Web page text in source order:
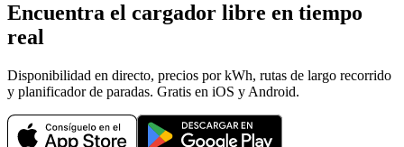
Encuentra el cargador libre en tiempo
real
Disponibilidad en directo, precios por kWh, rutas de largo recorrido
y planificador de paradas. Gratis en iOS y Android.